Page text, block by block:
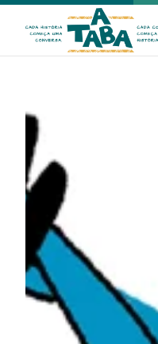
Livros
Resenhas
Clube de Leitores
Listas
Como ler?